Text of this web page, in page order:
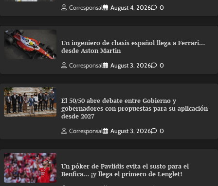
Corresponsal August 4, 2026 0
Un ingeniero de chasis español llega a Ferrari…
desde Aston Martin
Corresponsal August 3, 2026 0
El 50/50 abre debate entre Gobierno y
gobernadores con propuestas para su aplicación
desde 2027
Corresponsal August 3, 2026 0
Un póker de Pavlidis evita el susto para el
Benfica… ¡y llega el primero de Lenglet!